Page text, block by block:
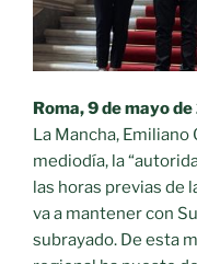
Roma, 9 de mayo
La Mancha, Emiliano
mediodía, la
las horas previas de
va a mantener con
subrayado. De esta